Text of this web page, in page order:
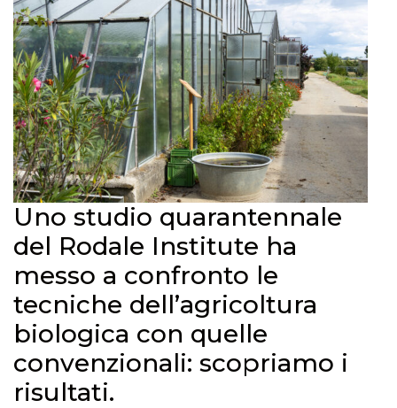
Uno studio quarantennale
del Rodale Institute ha
messo a confronto le
tecniche dell’agricoltura
biologica con quelle
convenzionali: scopriamo i
risultati.